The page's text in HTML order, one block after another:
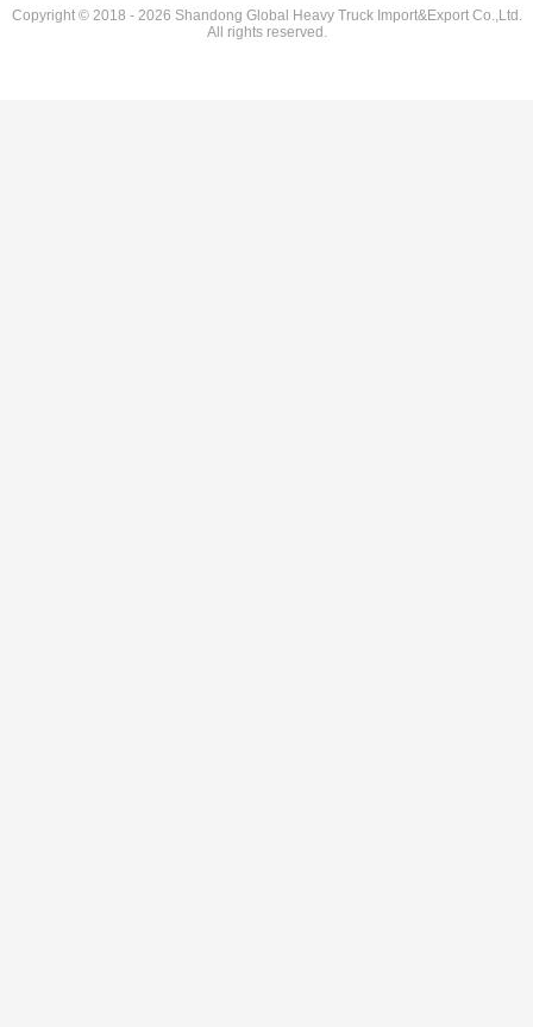
Copyright © 2018 - 2026 Shandong Global Heavy Truck Import&Export Co.,Ltd.
All rights reserved.